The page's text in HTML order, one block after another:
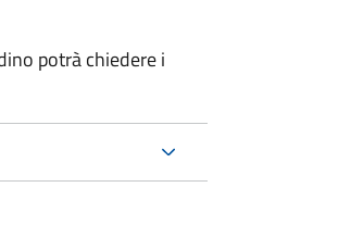
potrà chiedere i